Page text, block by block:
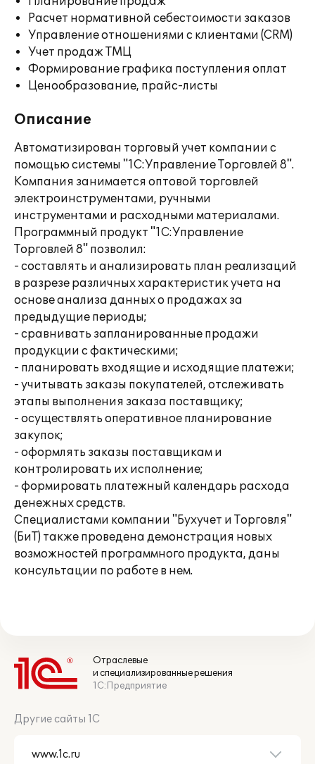
Расчет нормативной себестоимости заказов
Управление отношениями с клиентами (CRM)
Учет продаж ТМЦ
Формирование графика поступления оплат
Ценообразование, прайс-листы
Описание
Автоматизирован торговый учет компании с
помощью системы "1С:Управление Торговлей 8".
Компания занимается оптовой торговлей
электроинструментами, ручными
инструментами и расходными материалами.
Программный продукт "1С:Управление
Торговлей 8" позволил:
- составлять и анализировать план реализаций
в разрезе различных характеристик учета на
основе анализа данных о продажах за
предыдущие периоды;
- сравнивать запланированные продажи
продукции с фактическими;
- планировать входящие и исходящие платежи;
- учитывать заказы покупателей, отслеживать
этапы выполнения заказа поставщику;
- осуществлять оперативное планирование
закупок;
- оформлять заказы поставщикам и
контролировать их исполнение;
- формировать платежный календарь расхода
денежных средств.
Специалистами компании "Бухучет и Торговля"
(БиТ) также проведена демонстрация новых
возможностей программного продукта, даны
консультации по работе в нем.
Отраслевые
и специализированные решения
1С:Предприятие
Другие сайты 1С